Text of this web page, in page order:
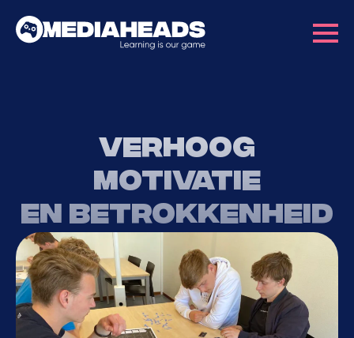
Verhoog
motivatie
en betrokkenheid